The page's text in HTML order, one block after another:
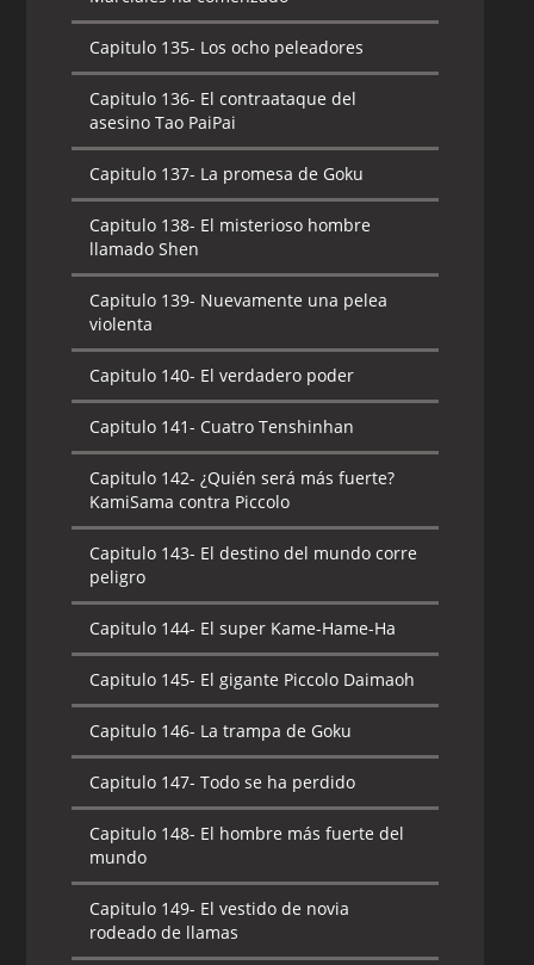
Capitulo 135- Los ocho peleadores
Capitulo 136- El contraataque del
asesino Tao PaiPai
Capitulo 137- La promesa de Goku
Capitulo 138- El misterioso hombre
llamado Shen
Capitulo 139- Nuevamente una pelea
violenta
Capitulo 140- El verdadero poder
Capitulo 141- Cuatro Tenshinhan
Capitulo 142- ¿Quién será más fuerte?
KamiSama contra Piccolo
Capitulo 143- El destino del mundo corre
peligro
Capitulo 144- El super Kame-Hame-Ha
Capitulo 145- El gigante Piccolo Daimaoh
Capitulo 146- La trampa de Goku
Capitulo 147- Todo se ha perdido
Capitulo 148- El hombre más fuerte del
mundo
Capitulo 149- El vestido de novia
rodeado de llamas